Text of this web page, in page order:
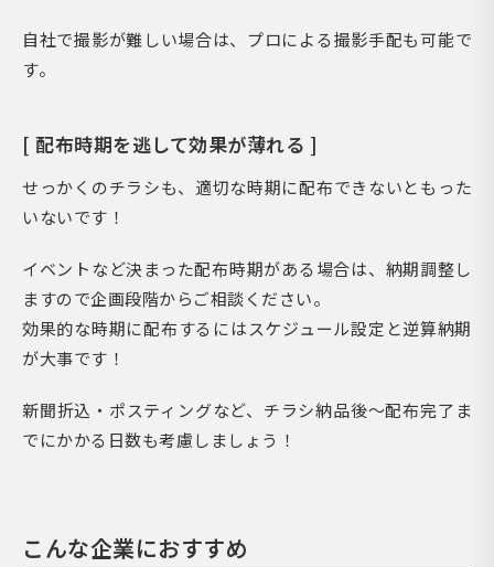
自社で撮影が難しい場合は、プロによる撮影手配も可能で
す。
[ 配布時期を逃して効果が薄れる ]
せっかくのチラシも、適切な時期に配布できないともった
いないです！
イベントなど決まった配布時期がある場合は、納期調整し
ますので企画段階からご相談ください。
効果的な時期に配布するにはスケジュール設定と逆算納期
が大事です！
新聞折込・ポスティングなど、チラシ納品後～配布完了ま
でにかかる日数も考慮しましょう！
こんな企業におすすめ